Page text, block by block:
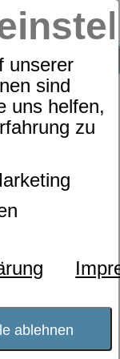
unserer
sind
uns helfen,
zu
ablehnen
SUCHE
0
CTS
sich
Körperform
in
zwischen
in
ein und